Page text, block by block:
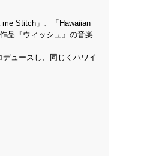
Stitch」、「Hawaiian
品『ウィッシュ』の音楽
ュースし、同じくハワイ